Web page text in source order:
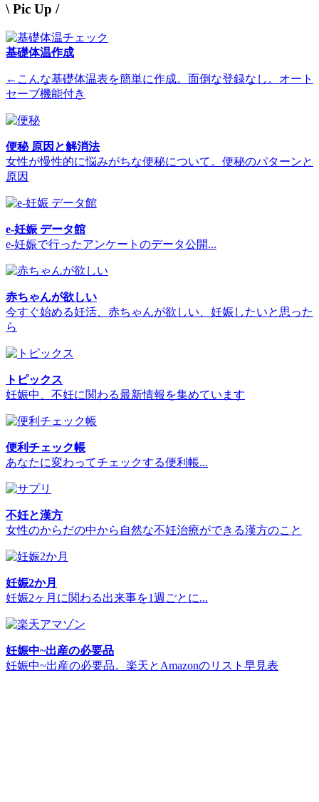
\ Pic Up /
基礎体温作成
←こんな基礎体温表を簡単に作成。面倒な登録なし。オート
セーブ機能付き
便秘 原因と解消法
女性が慢性的に悩みがちな便秘について。便秘のパターンと
原因
e-妊娠 データ館
e-妊娠で行ったアンケートのデータ公開...
赤ちゃんが欲しい
今すぐ始める妊活、赤ちゃんが欲しい、妊娠したいと思った
ら
トピックス
妊娠中、不妊に関わる最新情報を集めています
便利チェック帳
あなたに変わってチェックする便利帳...
不妊と漢方
女性のからだの中から自然な不妊治療ができる漢方のこと
妊娠2か月
妊娠2ヶ月に関わる出来事を1週ごとに...
妊娠中~出産の必要品
妊娠中~出産の必要品。楽天とAmazonのリスト早見表